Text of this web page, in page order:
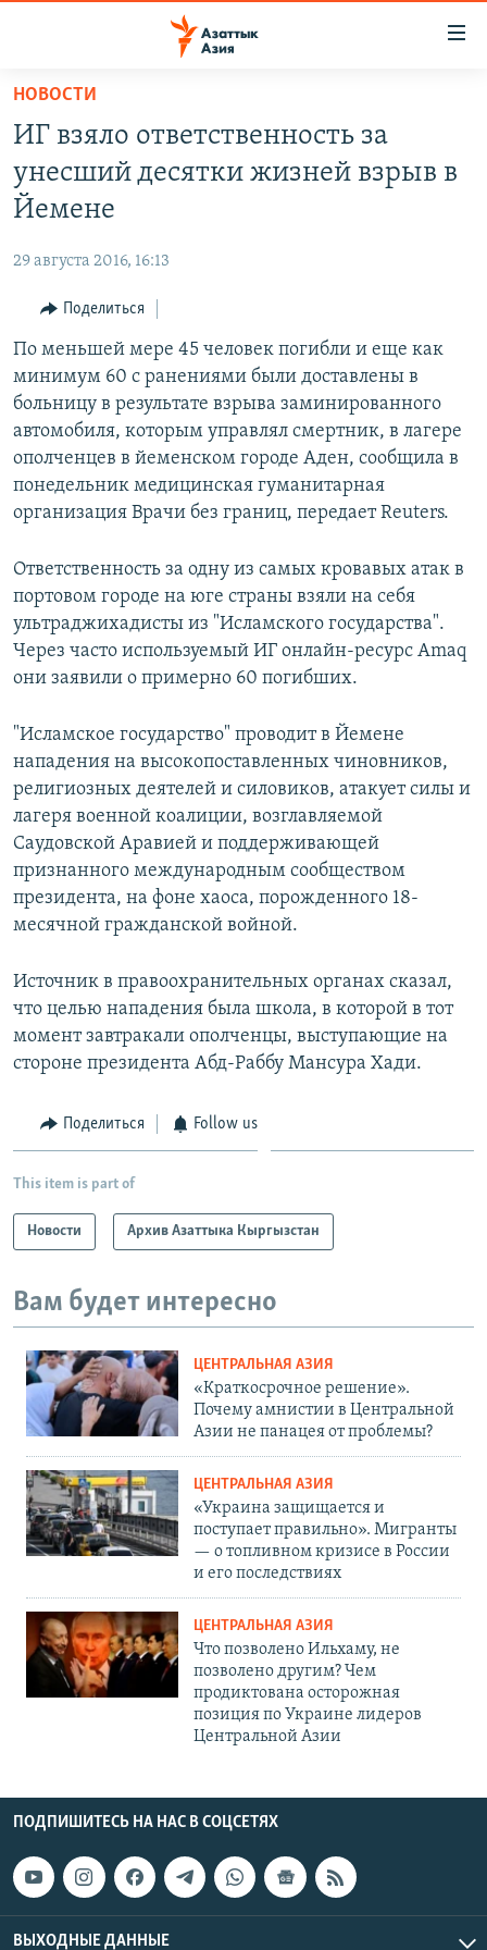
Вернуться
основному
содержанию
Вернутся
главной
навигации
Вернутся
поиску
ТАДЖИКИСТАН
ВОЙНА В УКРАИНЕ
ҚАЗАҚША
КЫРГЫЗЧА
ЎЗБЕКЧА
ТОҶИКӢ
TÜRKMENÇE
Все сайты РСЕ/РС
НОВОСТИ
ИГ взяло ответственность за
унесший десятки жизней взрыв в
Йемене
29 августа 2016, 16:13
Поделиться
По меньшей мере 45 человек погибли и еще как
минимум 60 с ранениями были доставлены в
больницу в результате взрыва заминированного
автомобиля, которым управлял смертник, в лагере
ополченцев в йеменском городе Аден, сообщила в
понедельник медицинская гуманитарная
организация Врачи без границ, передает Reuters.
Ответственность за одну из самых кровавых атак в
портовом городе на юге страны взяли на себя
ультраджихадисты из "Исламского государства".
Через часто используемый ИГ онлайн-ресурс Amaq
они заявили о примерно 60 погибших.
"Исламское государство" проводит в Йемене
нападения на высокопоставленных чиновников,
религиозных деятелей и силовиков, атакует силы и
лагеря военной коалиции, возглавляемой
Саудовской Аравией и поддерживающей
признанного международным сообществом
президента, на фоне хаоса, порожденного 18-
месячной гражданской войной.
Источник в правоохранительных органах сказал,
что целью нападения была школа, в которой в тот
момент завтракали ополченцы, выступающие на
стороне президента Абд-Раббу Мансура Хади.
Поделиться Follow us
This item is part of
Новости Архив Азаттыка Кыргызстан
Вам будет интересно
ЦЕНТРАЛЬНАЯ АЗИЯ
«Краткосрочное решение».
Почему амнистии в Центральной
Азии не панацея от проблемы?
ЦЕНТРАЛЬНАЯ АЗИЯ
«Украина защищается и
поступает правильно». Мигранты
— о топливном кризисе в России
и его последствиях
ЦЕНТРАЛЬНАЯ АЗИЯ
Что позволено Ильхаму, не
позволено другим? Чем
продиктована осторожная
позиция по Украине лидеров
Центральной Азии
ПОДПИШИТЕСЬ НА НАС В СОЦСЕТЯХ
ВЫХОДНЫЕ ДАННЫЕ